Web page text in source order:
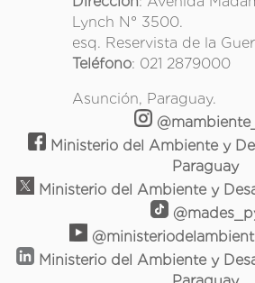
Lynch N° 3500.
esq. Reservista de la
Teléfono: 021 2879000
Asunción, Paraguay.
Ministerio del Ambiente y
Paraguay
Ministerio del Ambiente y
Ministerio del Ambiente y